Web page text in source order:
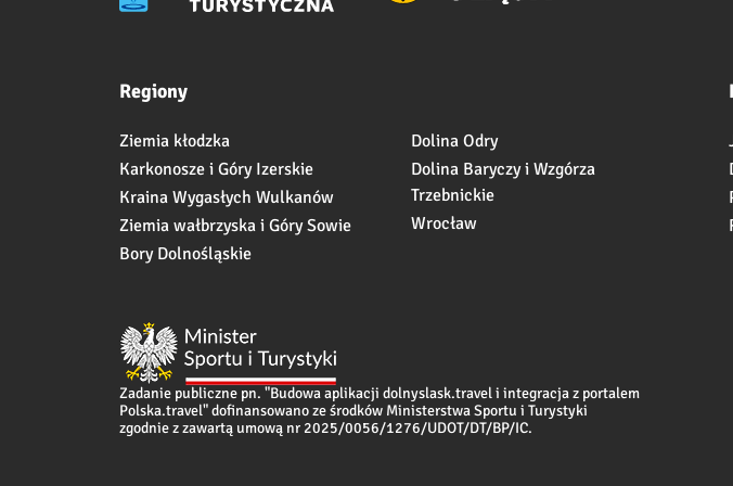
Regiony
Ziemia kłodzka
Karkonosze i Góry Izerskie
Kraina Wygasłych Wulkanów
Ziemia wałbrzyska i Góry Sowie
Bory Dolnośląskie
Dolina Odry
Dolina Baryczy i Wzgórza
Trzebnickie
Wrocław
Zadanie publiczne pn. "Budowa aplikacji dolnyslask.travel i integracja z portalem
Polska.travel" dofinansowano ze środków Ministerstwa Sportu i Turystyki
zgodnie z zawartą umową nr 2025/0056/1276/UDOT/DT/BP/IC.